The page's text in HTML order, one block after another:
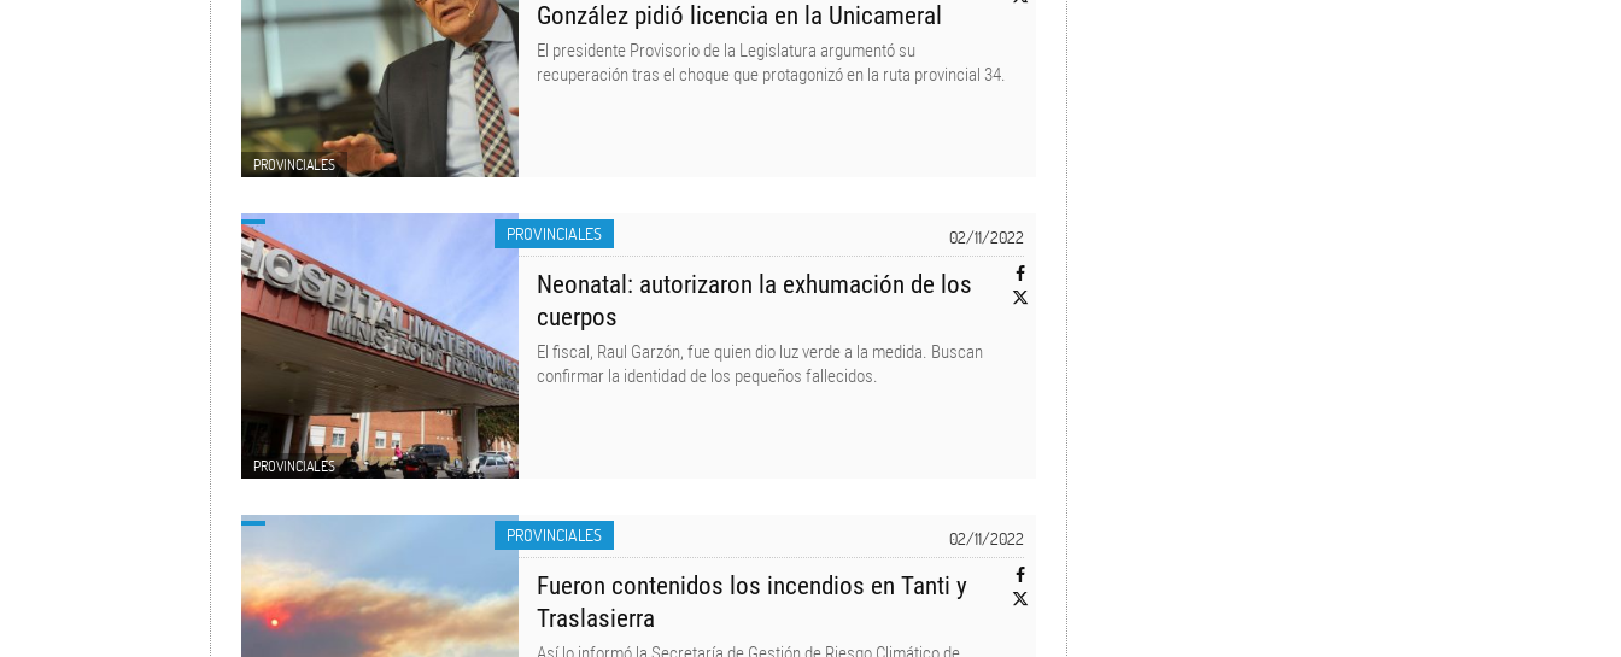
PROVINCIALES
González pidió licencia en la Unicameral
El presidente Provisorio de la Legislatura argumentó su
recuperación tras el choque que protagonizó en la ruta provincial 34.
02/11/2022
PROVINCIALES
PROVINCIALES
Neonatal: autorizaron la exhumación de los
cuerpos
El fiscal, Raul Garzón, fue quien dio luz verde a la medida. Buscan
confirmar la identidad de los pequeños fallecidos.
02/11/2022
PROVINCIALES
Fueron contenidos los incendios en Tanti y
Traslasierra